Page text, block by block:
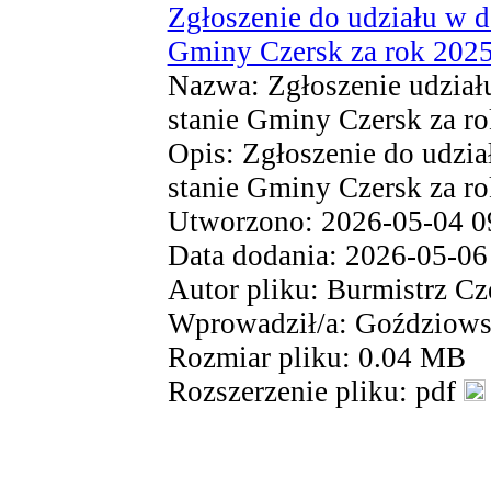
Zgłoszenie do udziału w
Gminy Czersk za rok
Nazwa: Zgłoszenie
stanie Gminy Czersk za
Opis: Zgłoszenie do
stanie Gminy Czersk za
Utworzono: 2026-05-04
Data dodania: 2026-05-
Autor pliku: Burmistrz
Wprowadził/a:
Rozmiar pliku: 0.04 MB
Rozszerzenie pliku: pdf